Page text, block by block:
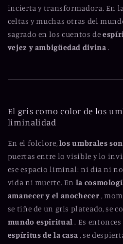
incierta y transformadora. En
celtas y muchas otras del
sagrado en los cuentos de
vejez y ambigüedad divina .
El gris como color de los
liminalidad
En el folclore, los umbrales
puertas entre lo visible y lo
ese espacio liminal: ni día ni
vida ni muerte. En la
amanecer y el anochecer ,
se tiñe de un gris plateado, se
mundo espiritual . Es
espíritus de la casa , se